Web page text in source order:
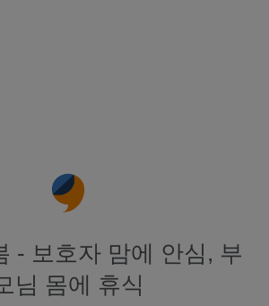
- 보호자 맘에 안심, 부
님 몸에 휴식